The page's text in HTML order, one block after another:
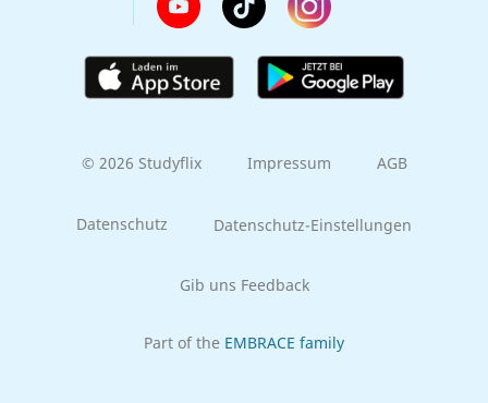
© 2026 Studyflix Impressum AGB
Datenschutz Datenschutz-Einstellungen
Gib uns Feedback
Part of the EMBRACE family